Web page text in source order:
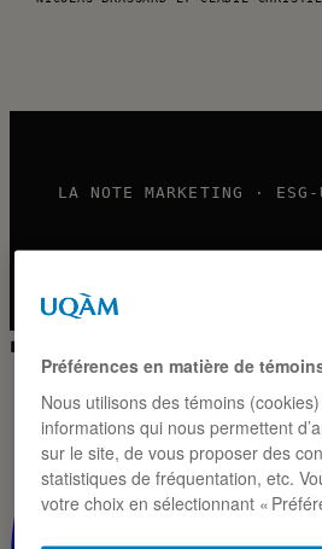
LA NOTE MARKETING · ESG-
◼ IG · LIVE
Préférences en matière de
Nous utilisons des témoins
informations qui nous permettent
sur le site, de vous proposer des
statistiques de fréquentation, etc.
votre choix en sélectionnant «